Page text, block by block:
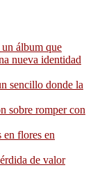
álbum que
nueva identidad
sencillo donde la
sobre romper con
en flores en
de valor